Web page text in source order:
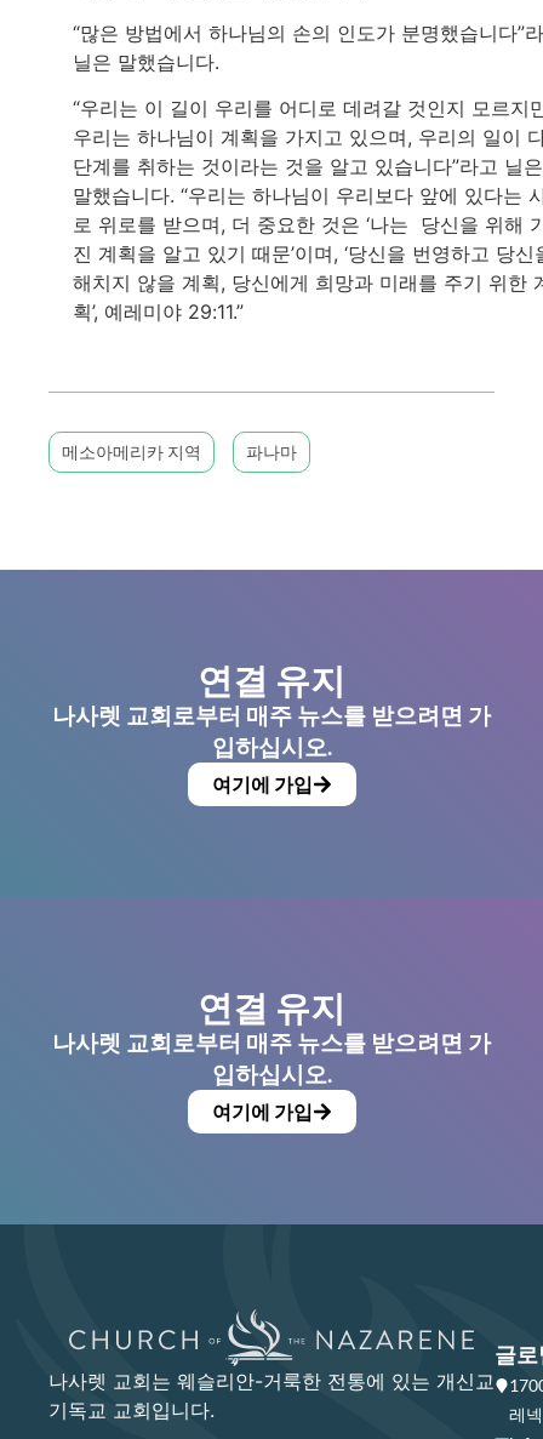
“많은 방법에서 하나님의 손의 인도가 분명했습니다”
닐은 말했습니다.
“우리는 이 길이 우리를 어디로 데려갈 것인지 모르지
우리는 하나님이 계획을 가지고 있으며, 우리의 일이
단계를 취하는 것이라는 것을 알고 있습니다”라고 닐은
말했습니다. “우리는 하나님이 우리보다 앞에 있다는
로 위로를 받으며, 더 중요한 것은 ‘나는 당신을 위해
진 계획을 알고 있기 때문’이며, ‘당신을 번영하고 당신
해치지 않을 계획, 당신에게 희망과 미래를 주기 위한
획’, 예레미야 29:11.”
메소아메리카 지역 파나마
연결 유지
나사렛 교회로부터 매주 뉴스를 받으려면 가
입하십시오.
여기에 가입
연결 유지
나사렛 교회로부터 매주 뉴스를 받으려면 가
입하십시오.
여기에 가입
나사렛 교회는 웨슬리안-거룩한 전통에 있는 개신교
기독교 교회입니다.
글로
레